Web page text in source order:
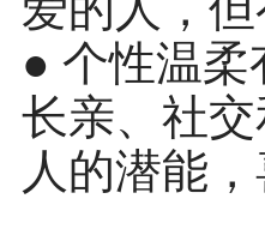
● 个性温
长亲、社
人的潜能